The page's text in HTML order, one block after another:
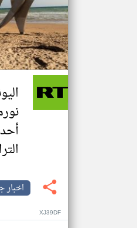
اخبار
XJ39DF